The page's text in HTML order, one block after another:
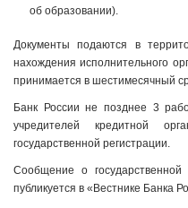
об образовании).
Документы подаются в
нахождения исполнительного
принимается в шестимесячный
Банк России не позднее 3
учредителей кредитной
государственной регистрации.
Сообщение о государственной
публикуется в «Вестнике Банка